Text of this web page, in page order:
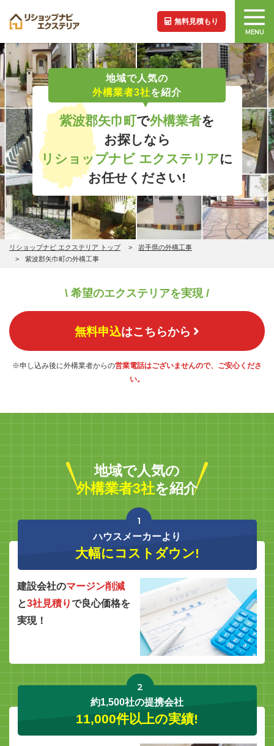
無料見積もり
MENU
地域で人気の
外構業者3社を紹介
紫波郡矢巾町で外構業者を
お探しなら
リショップナビ エクステリアに
お任せください!
リショップナビ エクステリア トップ
岩手県の外構工事
紫波郡矢巾町の外構工事
\ 希望のエクステリアを実現 /
無料申込はこちらから
※申し込み後に外構業者からの営業電話はございませんので、ご安心くださ
い。
地域で人気の
外構業者3社を紹介
1
ハウスメーカーより
大幅にコストダウン!
建設会社のマージン削減
と3社見積りで良心価格を
実現！
2
約1,500社の提携会社
11,000件以上の実績!